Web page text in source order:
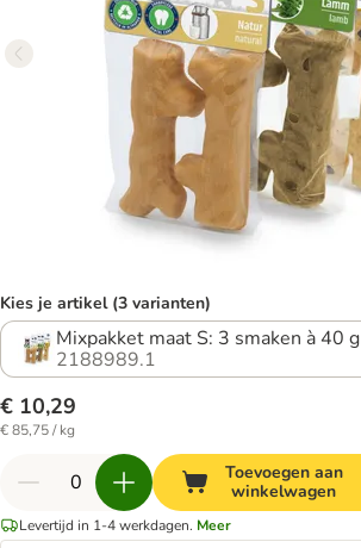
Kies je artikel (3 varianten)
Mixpakket maat S: 3 smaken à 40 g
2188989.1
€ 10,29
€ 85,75 / kg
Toevoegen aan
winkelwagen
Levertijd in 1-4 werkdagen. Meer